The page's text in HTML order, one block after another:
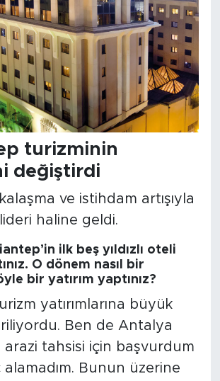
turizminin
değiştirdi
ve istihdam artışıyla
haline geldi.
ilk beş yıldızlı oteli
O dönem nasıl bir
bir yatırım yaptınız?
yatırımlarına büyük
Ben de Antalya
arazi tahsisi için başvurdum
Bunun üzerine